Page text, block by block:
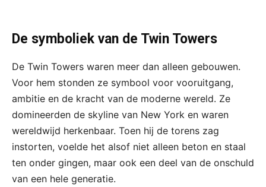
De symboliek van de Twin Towers
De Twin Towers waren meer dan alleen gebouwen.
Voor hem stonden ze symbool voor vooruitgang,
ambitie en de kracht van de moderne wereld. Ze
domineerden de skyline van New York en waren
wereldwijd herkenbaar. Toen hij de torens zag
instorten, voelde het alsof niet alleen beton en staal
ten onder gingen, maar ook een deel van de onschuld
van een hele generatie.